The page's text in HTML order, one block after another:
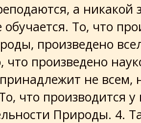
а никакой
То, что
произведено
что произведено
не всем,
что производится у
Природы. 4.